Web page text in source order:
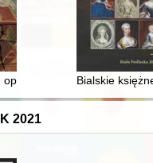
ojca i syna
Bialskie
2021